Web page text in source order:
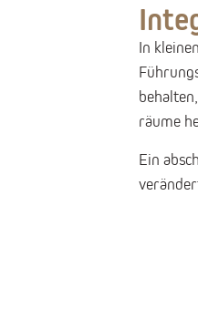
In kleinen
räume
Ein